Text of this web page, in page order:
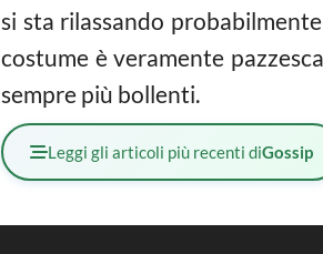
si sta rilassando
costume è veramente
sempre più bollenti.
Leggi gli articoli più recenti diGossip